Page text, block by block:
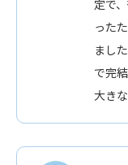
定で
った
まし
で完
大き